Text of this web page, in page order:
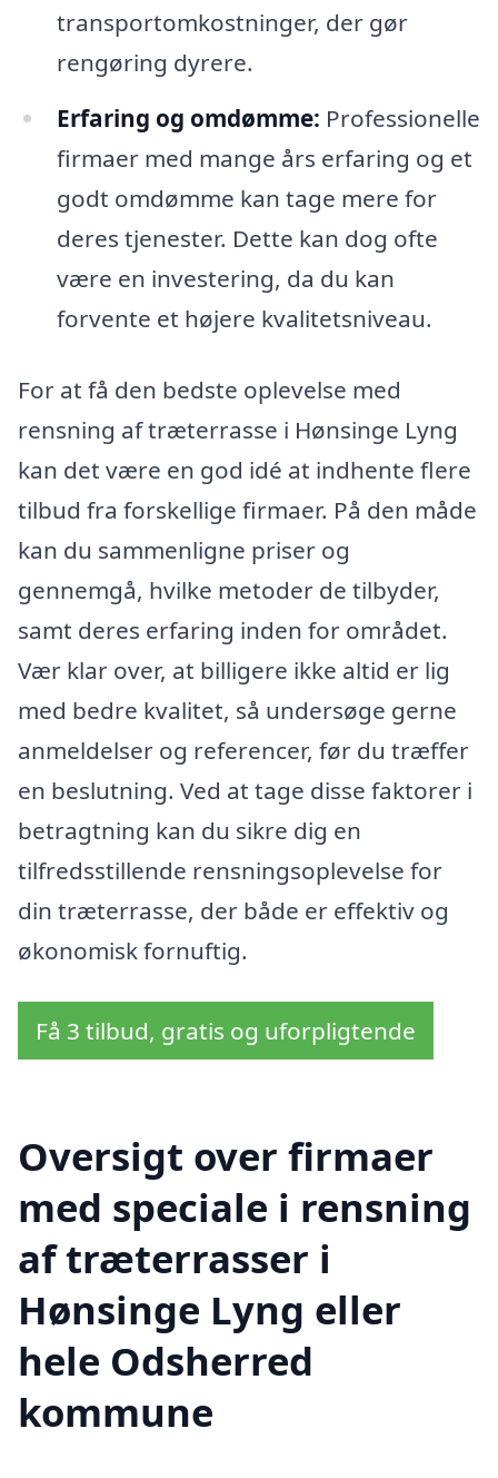
transportomkostninger, der gør
rengøring dyrere.
Erfaring og omdømme: Professionelle
firmaer med mange års erfaring og et
godt omdømme kan tage mere for
deres tjenester. Dette kan dog ofte
være en investering, da du kan
forvente et højere kvalitetsniveau.
For at få den bedste oplevelse med
rensning af træterrasse i Hønsinge Lyng
kan det være en god idé at indhente flere
tilbud fra forskellige firmaer. På den måde
kan du sammenligne priser og
gennemgå, hvilke metoder de tilbyder,
samt deres erfaring inden for området.
Vær klar over, at billigere ikke altid er lig
med bedre kvalitet, så undersøge gerne
anmeldelser og referencer, før du træffer
en beslutning. Ved at tage disse faktorer i
betragtning kan du sikre dig en
tilfredsstillende rensningsoplevelse for
din træterrasse, der både er effektiv og
økonomisk fornuftig.
Få 3 tilbud, gratis og uforpligtende
Oversigt over firmaer
med speciale i rensning
af træterrasser i
Hønsinge Lyng eller
hele Odsherred
kommune